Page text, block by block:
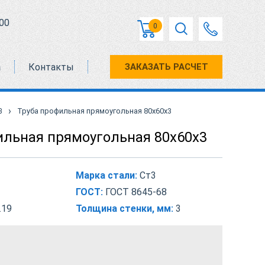
0
Контакты ЗАКАЗАТЬ РАСЧЕТ
› Труба профильная прямоугольная 80х60х3
прямоугольная 80х60х3
Марка стали: Ст3
ГОСТ: ГОСТ 8645-68
Толщина стенки, мм: 3